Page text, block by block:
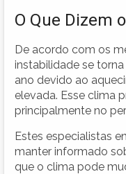
O Que Dizem
De acordo com os
instabilidade se
ano devido ao
elevada. Esse clima
principalmente no
Estes especialistas
manter informado
que o clima pode